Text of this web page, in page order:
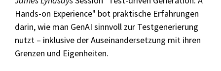
Hands-on Experience" bot praktische Erfahrungen
darin, wie man GenAI sinnvoll zur Testgenerierung
nutzt – inklusive der Auseinandersetzung mit ihren
Grenzen und Eigenheiten.